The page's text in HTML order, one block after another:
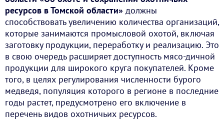
ресурсов в Томской области» должны
способствовать увеличению количества организаций,
которые занимаются промысловой охотой, включая
заготовку продукции, переработку и реализацию. Это
в свою очередь расширяет доступность мясо-дичной
продукции для широкого круга покупателей. Кроме
того, в целях регулирования численности бурого
медведя, популяция которого в регионе в последние
годы растет, предусмотрено его включение в
перечень видов охотничьих ресурсов.